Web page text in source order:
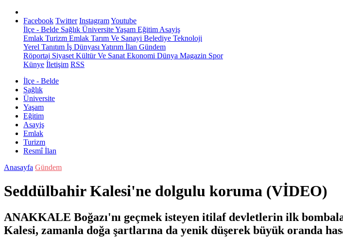
Facebook Twitter InstagramYoutube
İlçe - Belde Sağlık ÜniversiteYaşam Eğitim Asayiş
Emlak Turizm Emlak Tarım Ve Sanayi Belediye Teknoloji
Yerel Tanıtım İş Dünyası Yatırım İlan Gündem
Röportaj Siyaset Kültür Ve Sanat Ekonomi Dünya Magazin Spor
Künye İletişim RSS
İlçe - Belde
Sağlık
Üniversite
Yaşam
Eğitim
Asayiş
Emlak
Turizm
Resmî İlan
Anasayfa Gündem
Seddülbahir Kalesi'ne dolgulu koruma (VİDEO)
ANAKKALE Boğazı'nı geçmek isteyen itilaf devletlerin ilk
Kalesi, zamanla doğa şartlarına da yenik düşerek büyük oranda